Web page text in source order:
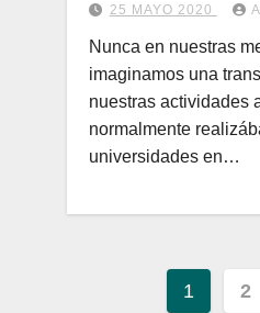
25 MAYO 2020
Nunca en nuestras
imaginamos una
nuestras actividades
normalmente
universidades en…
1 2